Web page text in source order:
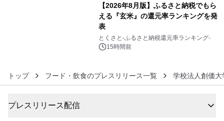
【2026年8月版】ふるさと納税でもら
える『玄米』の還元率ランキングを発
表
とくさと-ふるさと納税還元率ランキング-
15時間前
トップ フード・飲食のプレスリリース一覧 学校法人創価大
プレスリリース配信